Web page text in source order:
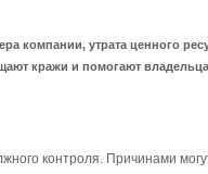
компании, утрата ценного
кражи и помогают
контроля. Причинами